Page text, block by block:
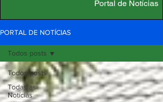
Portal de Notícias
PORTAL DE NOTÍCIAS
Todos posts
Todas as
Notícias
Todos posts